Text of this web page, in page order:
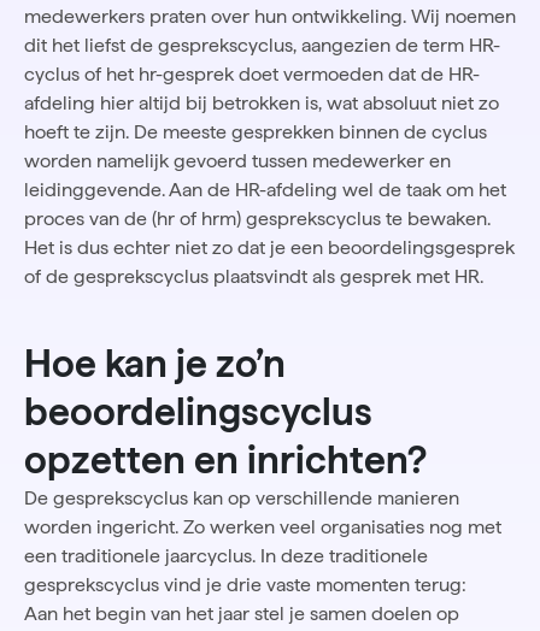
medewerkers praten over hun ontwikkeling. Wij noemen
dit het liefst de gesprekscyclus, aangezien de term HR-
cyclus of het hr-gesprek doet vermoeden dat de HR-
afdeling hier altijd bij betrokken is, wat absoluut niet zo
hoeft te zijn. De meeste gesprekken binnen de cyclus
worden namelijk gevoerd tussen medewerker en
leidinggevende. Aan de HR-afdeling wel de taak om het
proces van de (hr of hrm) gesprekscyclus te bewaken.
Het is dus echter niet zo dat je een beoordelingsgesprek
of de gesprekscyclus plaatsvindt als gesprek met HR.
Hoe kan je zo’n
beoordelingscyclus
opzetten en inrichten?
De gesprekscyclus kan op verschillende manieren
worden ingericht. Zo werken veel organisaties nog met
een traditionele jaarcyclus. In deze traditionele
gesprekscyclus vind je drie vaste momenten terug:
Aan het begin van het jaar stel je samen doelen op